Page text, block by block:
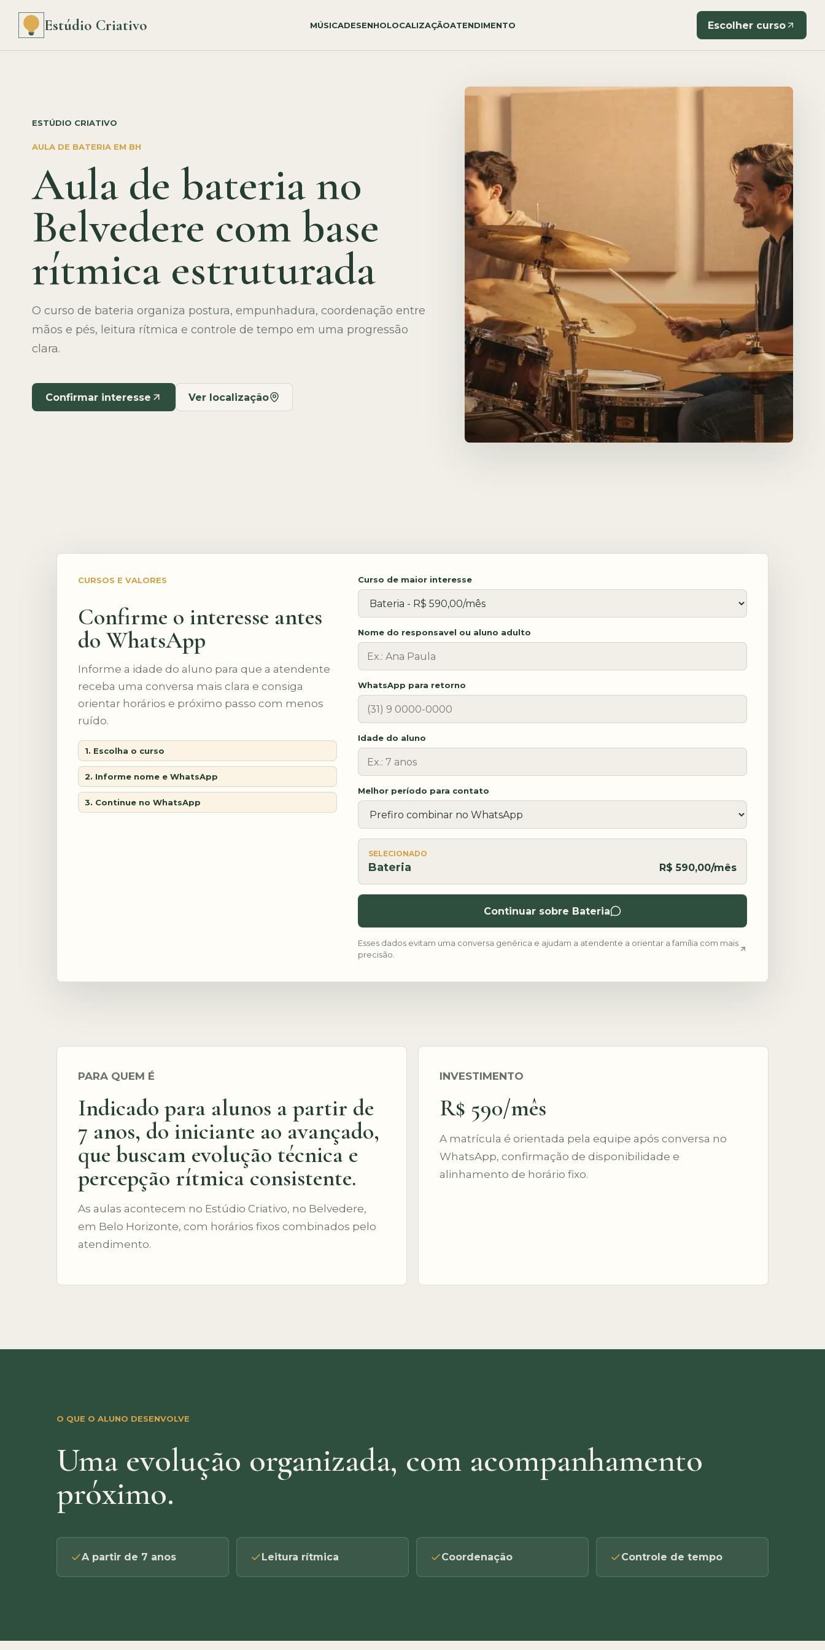
Estúdio Criativo MÚSICADESENHOLOCALIZAÇÃOATENDIMENTO Escolher curso
ESTÚDIO CRIATIVO
AULA DE BATERIA EM BH
Aula de bateria no
Belvedere com base
rítmica estruturada
O curso de bateria organiza postura, empunhadura, coordenação entre
mãos e pés, leitura rítmica e controle de tempo em uma progressão
clara.
Confirmar interesse Ver localização
CURSOS E VALORES
Confirme o interesse antes
do WhatsApp
Informe a idade do aluno para que a atendente
receba uma conversa mais clara e consiga
orientar horários e próximo passo com menos
ruído.
1. Escolha o curso
2. Informe nome e WhatsApp
3. Continue no WhatsApp
Curso de maior interesse
Nome do responsavel ou aluno adulto
WhatsApp para retorno
Idade do aluno
Melhor período para contato
SELECIONADO
Bateria R$ 590,00/mês
Continuar sobre Bateria
Esses dados evitam uma conversa genérica e ajudam a atendente a orientar a família com mais
precisão.
PARA QUEM É
Indicado para alunos a partir de
7 anos, do iniciante ao avançado,
que buscam evolução técnica e
percepção rítmica consistente.
As aulas acontecem no Estúdio Criativo, no Belvedere,
em Belo Horizonte, com horários fixos combinados pelo
atendimento.
INVESTIMENTO
R$ 590/mês
A matrícula é orientada pela equipe após conversa no
WhatsApp, confirmação de disponibilidade e
alinhamento de horário fixo.
O QUE O ALUNO DESENVOLVE
Uma evolução organizada, com acompanhamento
próximo.
A partir de 7 anos Leitura rítmica Coordenação Controle de tempo